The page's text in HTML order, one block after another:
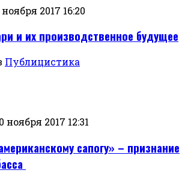
2017 16:20
и их производственное будущее
Публицистика
2017 12:31
сапогу» – признание